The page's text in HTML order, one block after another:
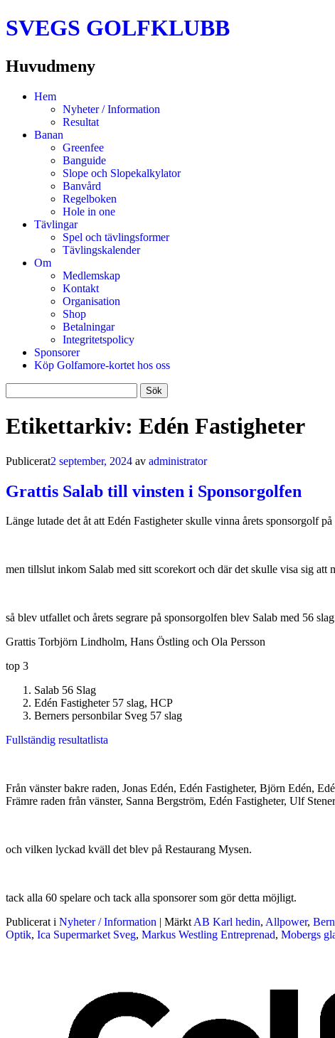
SVEGS GOLFKLUBB
Huvudmeny
HoppaHem
Nyheter / Information
Resultat
Banan
Greenfee
Banguide
Slope och Slopekalkylator
Banvård
Regelboken
Hole in one
Tävlingar
Spel och tävlingsformer
Tävlingskalender
Om
Medlemskap
Kontakt
Organisation
Shop
Betalningar
Integritetspolicy
Sponsorer
Köp Golfamore-kortet hos oss
efter:
Etikettarkiv: Edén Fastigheter
Publicerat2 september, 2024 av administrator
Grattis Salab till vinsten i Sponsorgolfen
Länge lutade det åt att Edén Fastigheter skulle vinna årets sponsorgolf
men tillslut inkom Salab med sitt scorekort och där det skulle visa sig att
så blev utfallet och årets segrare på sponsorgolfen blev Salab med 56
Grattis Torbjörn Lindholm, Hans Östling och Ola Persson
top 3
Salab 56 Slag
Edén Fastigheter 57 slag, HCP
Berners personbilar Sveg 57 slag
Fullständig resultatlista
Från vänster bakre raden, Jonas Edén, Edén Fastigheter, Björn Edén,
Främre raden från vänster, Sanna Bergström, Edén Fastigheter, Ulf
och vilken lyckad kväll det blev på Restaurang Mysen.
tack alla 60 spelare och tack alla sponsorer som gör detta möjligt.
Publicerat i Nyheter / Information MärktAB Karl hedin, Allpower,
Optik, Ica Supermarket Sveg, Markus Westling Entreprenad, Mobergs